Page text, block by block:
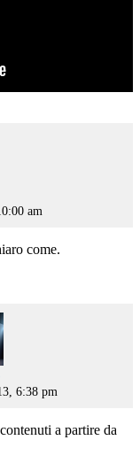
am
come.
says:
6:38 pm
a partire da